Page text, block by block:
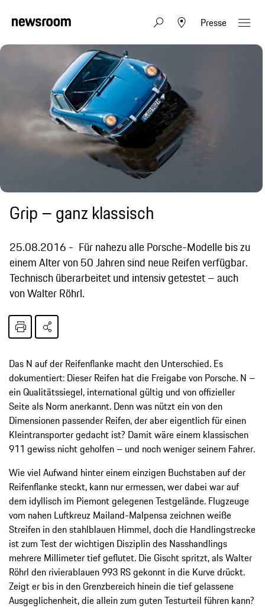
Presse
Grip – ganz klassisch
25.08.2016
Für nahezu alle Porsche-Modelle bis zu
einem Alter von 50 Jahren sind neue Reifen verfügbar.
Technisch überarbeitet und intensiv getestet – auch
von Walter Röhrl.
Das N auf der Reifenflanke macht den Unterschied. Es
dokumentiert: Dieser Reifen hat die Freigabe von Porsche. N –
ein Qualitätssiegel, international gültig und von offizieller
Seite als Norm anerkannt. Denn was nützt ein von den
Dimensionen passender Reifen, der aber eigentlich für einen
Kleintransporter gedacht ist? Damit wäre einem klassischen
911 gewiss nicht geholfen – und noch weniger seinem Fahrer.
Wie viel Aufwand hinter einem einzigen Buchstaben auf der
Reifenflanke steckt, kann nur ermessen, wer dabei war auf
dem idyllisch im Piemont gelegenen Testgelände. Flugzeuge
vom nahen Luftkreuz Mailand-Malpensa zeichnen weiße
Streifen in den stahlblauen Himmel, doch die Handlingstrecke
ist zum Test der wichtigen Disziplin des Nasshandlings
mehrere Millimeter tief geflutet. Die Gischt spritzt, als Walter
Röhrl den rivierablauen 993 RS gekonnt in die Kurve drückt.
Zeigt er bis in den Grenzbereich hinein die tief gelassene
Ausgeglichenheit, die allein zum guten Testurteil führen kann?